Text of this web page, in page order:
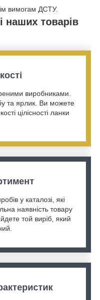
вимогам ДСТУ.
наших товарів
виробниками.
та ярлик. Ви можете
цілісності ланки
у каталозі, які
наявність товару
той виріб, який